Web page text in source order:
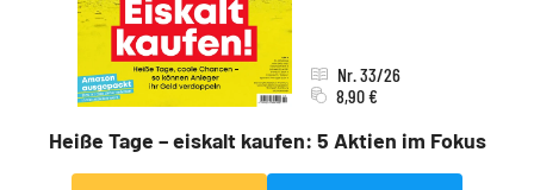
Heiße Tage – eiskalt kaufen: 5 Aktien im Fokus
Nr. 33/26
8,90 €